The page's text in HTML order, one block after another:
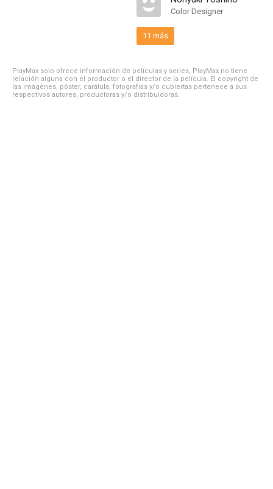
Color Designer
11 más
PlayMax solo ofrece información de películas y series, PlayMax no tiene
relación alguna con el productor o el director de la película. El copyright de
las imágenes, póster, carátula, fotografías y/o cubiertas pertenece a sus
respectivos autores, productoras y/o distribuidoras.